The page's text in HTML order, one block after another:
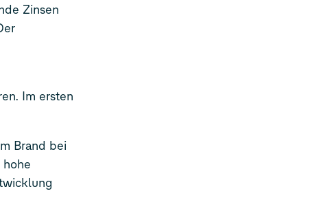
Zinsen
Im ersten
Brand bei